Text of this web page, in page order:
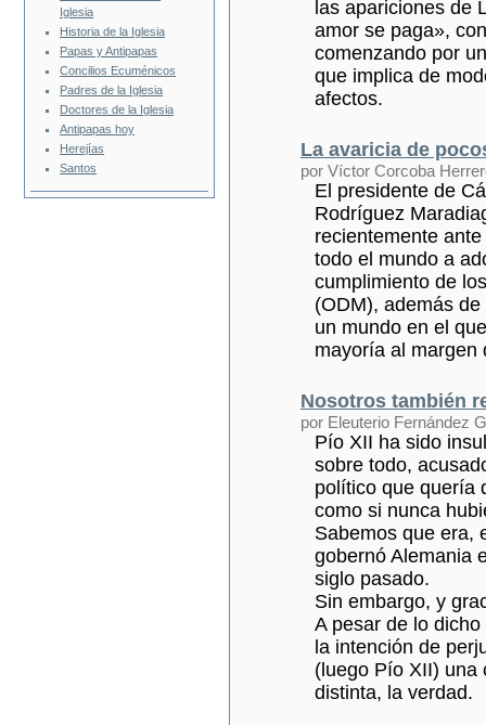
las apariciones de
amor se paga»,
comenzando por
que implica de
afectos.
La avaricia de
por Víctor Corcoba
El presidente de
Rodríguez
recientemente
todo el mundo a
cumplimiento de
(ODM), además
un mundo en el
mayoría al margen
Nosotros también
por Eleuterio Fernández
Pío XII ha sido
sobre todo,
político que quería
como si nunca
Sabemos que era,
gobernó Alemania
siglo pasado.
Sin embargo, y
A pesar de lo
la intención de
(luego Pío XII) una
distinta, la verdad.
Iglesia
Historia de la Iglesia
Papas y Antipapas
Concilios Ecuménicos
Padres de la Iglesia
Doctores de la Iglesia
Antipapas hoy
Herejías
Santos